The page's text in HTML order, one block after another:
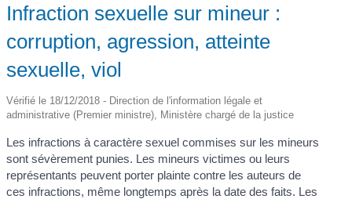
Infraction sexuelle sur mineur :
corruption, agression, atteinte
sexuelle, viol
Vérifié le 18/12/2018 - Direction de l'information légale et
administrative (Premier ministre), Ministère chargé de la justice
Les infractions à caractère sexuel commises sur les mineurs
sont sévèrement punies. Les mineurs victimes ou leurs
représentants peuvent porter plainte contre les auteurs de
ces infractions, même longtemps après la date des faits. Les